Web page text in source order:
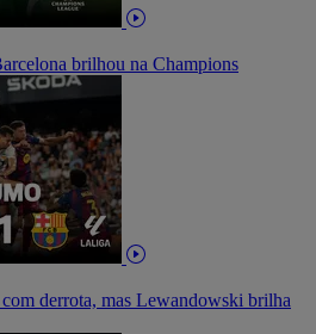
brilhou na Champions
com derrota, mas Lewandowski brilha